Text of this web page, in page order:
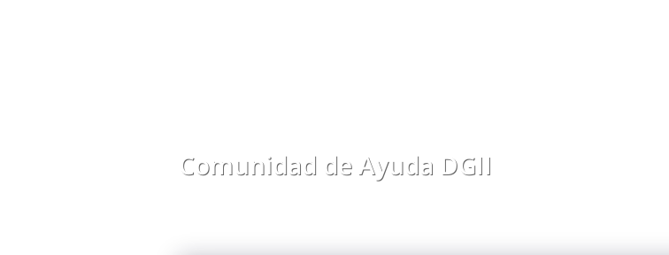
Comunidad de Ayuda DGII